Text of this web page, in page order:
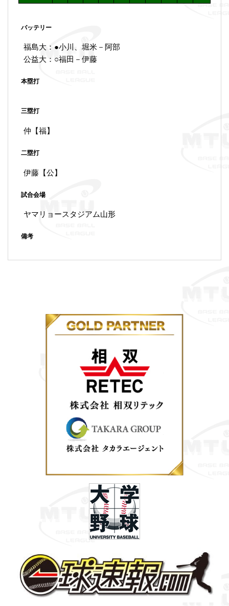
バッテリー
福島大：●小川、堀米－阿部
公益大：○福田－伊藤
本塁打
三塁打
仲【福】
二塁打
伊藤【公】
試合会場
ヤマリョースタジアム山形
備考